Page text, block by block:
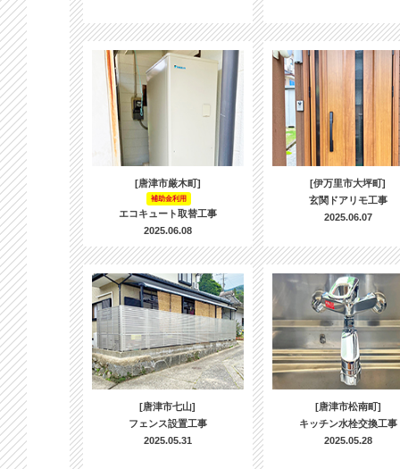
[唐津市厳木町]
補助金利用
エコキュート取替工事
2025.06.08
[伊万里市大坪町]
玄関ドアリモ工事
2025.06.07
[唐津市七山]
フェンス設置工事
2025.05.31
[唐津市松南町]
キッチン水栓交換工事
2025.05.28